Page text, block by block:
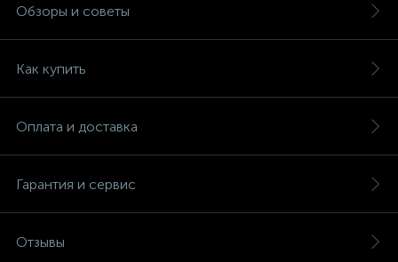
Обзоры и советы
Как купить
Оплата и доставка
Гарантия и сервис
Отзывы